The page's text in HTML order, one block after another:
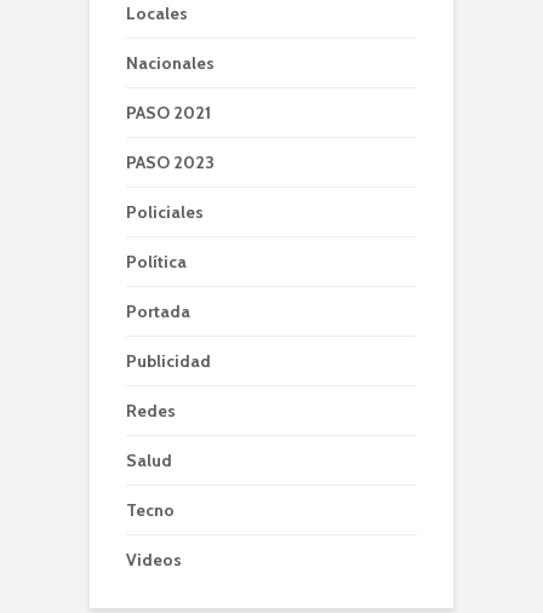
Locales
Nacionales
PASO 2021
PASO 2023
Policiales
Política
Portada
Publicidad
Redes
Salud
Tecno
Videos